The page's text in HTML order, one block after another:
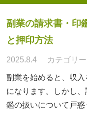
副業の請求書・印
と押印方法
2025.8.4 カテゴリー
副業を始めると、収
になります。しかし
鑑の扱いについて戸惑